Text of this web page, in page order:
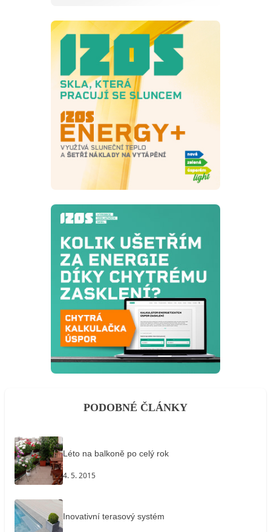
PODOBNÉ ČLÁNKY
Léto na balkoně po celý rok
4. 5. 2015
Inovativní terasový systém